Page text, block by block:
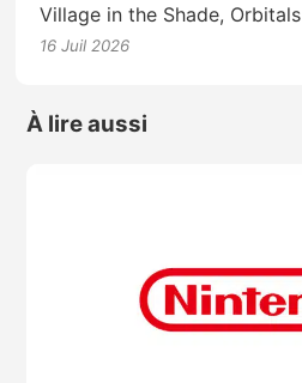
Village in the Shade, Orbitals
16 Juil 2026
À lire aussi